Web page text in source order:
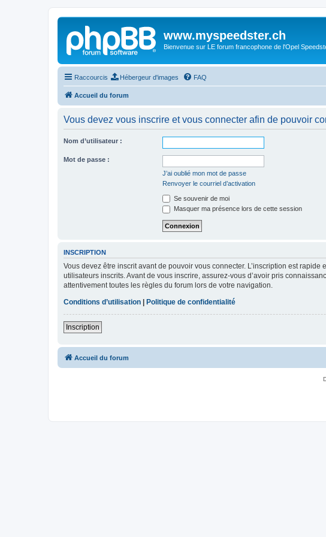
www.myspeedster.ch
Bienvenue sur LE forum francophone de l'Opel
Raccourcis Hébergeur d'images FAQ
Accueil du forum
Vous devez vous inscrire et vous connecter afin de pouvoir
Nom d’utilisateur :
Mot de passe :
J’ai oublié mon mot de passe
Renvoyer le courriel d’activation
Se souvenir de moi
Masquer ma présence lors de cette session
INSCRIPTION
Vous devez être inscrit avant de pouvoir vous connecter. L’inscription est
utilisateurs inscrits. Avant de vous inscrire, assurez-vous d’avoir pris
attentivement toutes les règles du forum lors de votre navigation.
Conditions d’utilisation
Politique de confidentialité
Inscription
Accueil du forum